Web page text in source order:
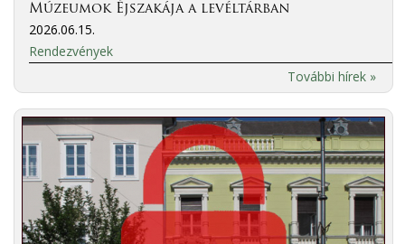
Múzeumok Éjszakája a levéltárban
2026.06.15.
Rendezvények
További hírek »